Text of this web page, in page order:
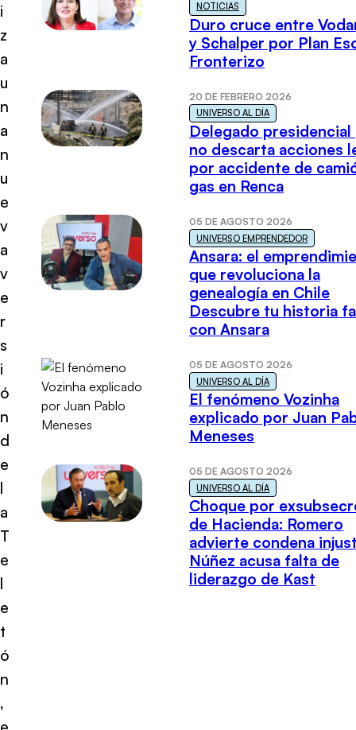
i
z
a
u
n
a
n
u
e
v
a
v
e
r
s
i
ó
n
d
e
l
a
T
e
l
e
t
ó
n
,
NOTICIAS
Duro cruce entre
y Schalper por Plan
Fronterizo
20 DE FEBRERO 2026
UNIVERSO AL DÍA
Delegado presidencial
no descarta acciones
por accidente de
gas en Renca
05 DE AGOSTO 2026
UNIVERSO EMPRENDEDOR
Ansara: el
que revoluciona la
genealogía en Chile
Descubre tu historia
con Ansara
05 DE AGOSTO 2026
UNIVERSO AL DÍA
El fenómeno Vozinha
explicado por Juan
Meneses
05 DE AGOSTO 2026
UNIVERSO AL DÍA
Choque por
de Hacienda: Romero
advierte condena
Núñez acusa falta de
liderazgo de Kast